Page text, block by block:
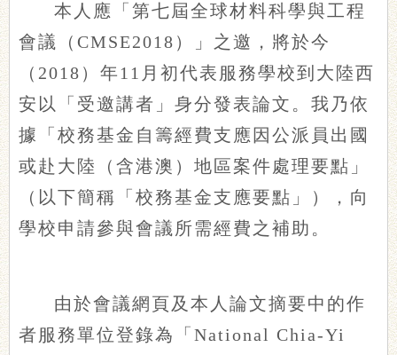
本人應「第七屆全球材料科學與工程
會議（CMSE2018）」之邀，將於今
（2018）年11月初代表服務學校到大陸西
安以「受邀講者」身分發表論文。我乃依
據「校務基金自籌經費支應因公派員出國
或赴大陸（含港澳）地區案件處理要點」
（以下簡稱「校務基金支應要點」），向
學校申請參與會議所需經費之補助。
由於會議網頁及本人論文摘要中的作
者服務單位登錄為「National Chia-Yi